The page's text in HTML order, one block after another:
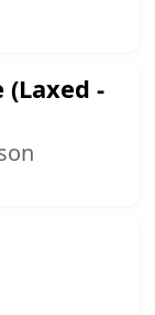
(Laxed -